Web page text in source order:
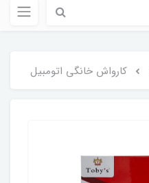
کارواش خانگی اتومبیل